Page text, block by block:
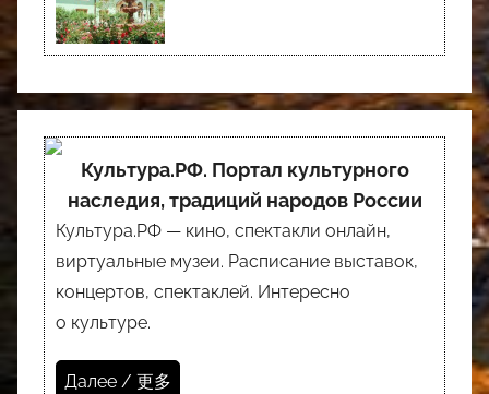
Культура.РФ. Портал культурного
наследия, традиций народов России
Культура.РФ — кино, спектакли онлайн,
виртуальные музеи. Расписание выставок,
концертов, спектаклей. Интересно
о культуре.
Далее / 更多